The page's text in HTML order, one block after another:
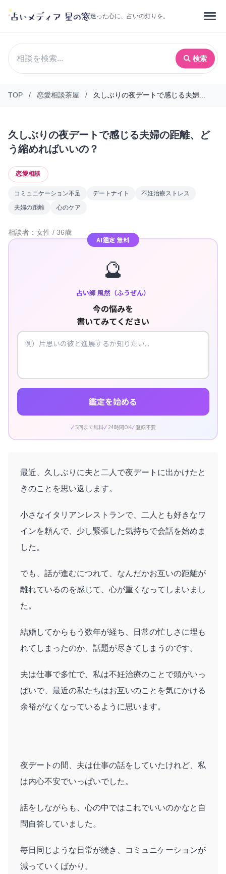
迷った心に、占いの灯りを。
検索
TOP / 恋愛相談茶屋 / 久しぶりの夜デートで感じる夫婦...
久しぶりの夜デートで感じる夫婦の距離、ど
う縮めればいいの？
恋愛相談
コミュニケーション不足 デートナイト
不妊治療ストレス
夫婦の距離
心のケア
相談者：女性 / 36歳
AI鑑定 無料
🔮
占い師 風然（ふうぜん）
今の悩みを
書いてみてください
鑑定を始める
5回まで無料 24時間OK 登録不要
最近、久しぶりに夫と二人で夜デートに出かけたと
きのことを思い返します。
小さなイタリアンレストランで、二人とも好きなワ
インを頼んで、少し緊張した気持ちで会話を始めま
した。
でも、話が進むにつれて、なんだかお互いの距離が
離れているのを感じて、心が重くなってしまいまし
た。
結婚してからもう数年が経ち、日常の忙しさに埋も
れてしまったのか、話題が尽きてしまうのです。
夫は仕事で多忙で、私は不妊治療のことで頭がいっ
ぱいで、最近の私たちはお互いのことを気にかける
余裕がなくなっているように思います。
夜デートの間、夫は仕事の話をしていたけれど、私
は内心不安でいっぱいでした。
話をしながらも、心の中ではこれでいいのかなと自
問自答していました。
毎日同じような日常が続き、コミュニケーションが
減っていくばかり。